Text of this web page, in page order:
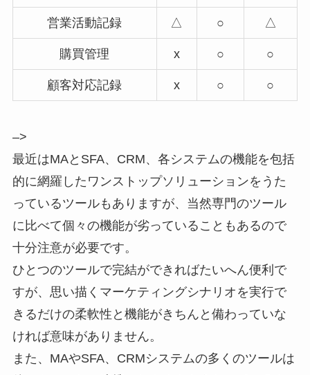
営業活動記録 △ ○ △
購買管理 x ○ ○
顧客対応記録 x ○ ○
–>
最近はMAとSFA、CRM、各システムの機能を包括
的に網羅したワンストップソリューションをうた
っているツールもありますが、当然専門のツール
に比べて個々の機能が劣っていることもあるので
十分注意が必要です。
ひとつのツールで完結ができればたいへん便利で
すが、思い描くマーケティングシナリオを実行で
きるだけの柔軟性と機能がきちんと備わっていな
ければ意味がありません。
また、MAやSFA、CRMシステムの多くのツールは